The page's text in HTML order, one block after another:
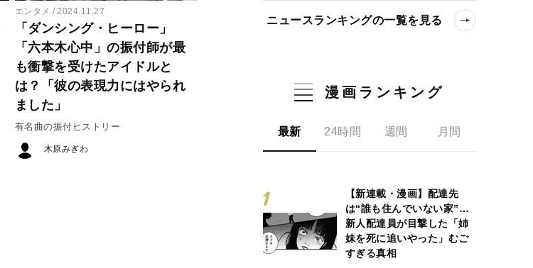
エンタメ 2024.11.27
「ダンシング・ヒーロー」
「六本木心中」の振付師が最
も衝撃を受けたアイドルと
は？「彼の表現力にはやられ
ました」
有名曲の振付ヒストリー
木原みぎわ
ニュースランキングの一覧を見る
漫画ランキング
最新 24時間 週間 月間
【新連載・漫画】配達先
は“誰も住んでいない家”…
新人配達員が目撃した「姉
妹を死に追いやった」むご
すぎる真相